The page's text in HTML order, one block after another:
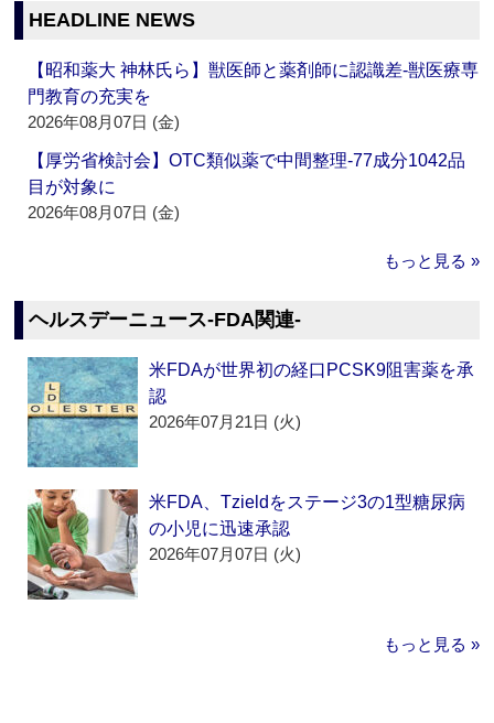
HEADLINE NEWS
【昭和薬大 神林氏ら】獣医師と薬剤師に認識差‐獣医療専
門教育の充実を
2026年08月07日 (金)
【厚労省検討会】OTC類似薬で中間整理‐77成分1042品
目が対象に
2026年08月07日 (金)
もっと見る »
ヘルスデーニュース‐FDA関連‐
米FDAが世界初の経口PCSK9阻害薬を承
認
2026年07月21日 (火)
米FDA、Tzieldをステージ3の1型糖尿病
の小児に迅速承認
2026年07月07日 (火)
もっと見る »